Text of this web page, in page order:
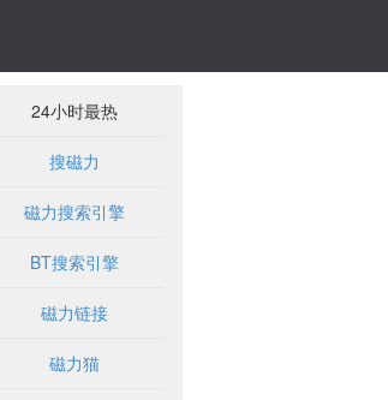
24小时最热
搜磁力
磁力搜索引擎
BT搜索引擎
磁力链接
磁力猫